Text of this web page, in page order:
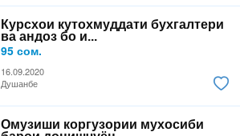
Курсхои кутохмуддати бухгалтери
ва андоз бо и...
95 сом.
16.09.2020
Душанбе
Омузиши коргузории мухосиби